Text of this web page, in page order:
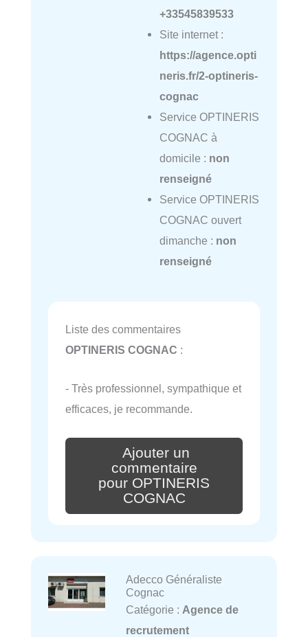
+33545839533
Site internet :
https://agence.opti
neris.fr/2-optineris-
cognac
Service OPTINERIS
COGNAC à
domicile : non
renseigné
Service OPTINERIS
COGNAC ouvert
dimanche : non
renseigné
Liste des commentaires
OPTINERIS COGNAC :
- Très professionnel, sympathique et
efficaces, je recommande.
Ajouter un
commentaire
pour OPTINERIS
COGNAC
Adecco Généraliste
Cognac
Catégorie : Agence de
recrutement